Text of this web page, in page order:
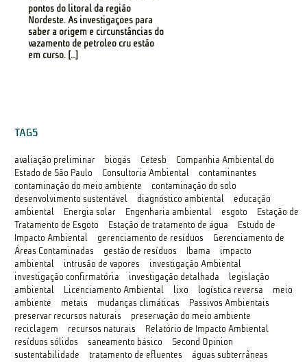
pontos do litoral da região
Nordeste. As investigações para
saber a origem e circunstâncias do
vazamento de petróleo cru estão
em curso. […]
TAGS
avaliação preliminar biogás Cetesb
Companhia Ambiental do
Estado de São Paulo
Consultoria Ambiental
contaminantes
contaminação do meio ambiente
contaminação do solo
desenvolvimento sustentável
diagnóstico ambiental
educação
ambiental
Energia solar Engenharia ambiental esgoto
Estação de
Tratamento de Esgoto
Estação de tratamento de água
Estudo de
Impacto Ambiental
gerenciamento de resíduos
Gerenciamento de
Áreas Contaminadas
gestão de resíduos Ibama
impacto
ambiental
intrusão de vapores
investigação Ambiental
investigação confirmatória
investigação detalhada
legislação
ambiental
Licenciamento Ambiental lixo logística reversa
meio
ambiente
metais mudanças climáticas
Passivos Ambientais
preservar recursos naturais
preservação do meio ambiente
reciclagem
recursos naturais
Relatório de Impacto Ambiental
resíduos sólidos
saneamento básico
Second Opinion
sustentabilidade
tratamento de efluentes águas subterrâneas